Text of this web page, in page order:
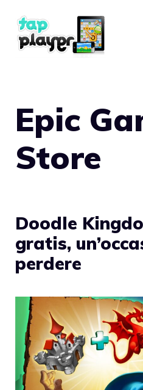
contenuto
Epic
Store
Doodle
gratis,
perdere